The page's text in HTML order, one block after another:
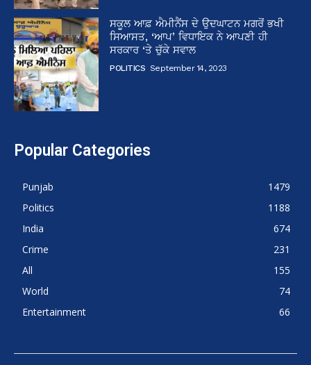
ਸਕੂਲ ਆਫ਼ ਐਮੀਨੈਂਸ ਦੇ ਉਦਘਾਟਨ ਮਗਰੋਂ ਭਖੀ
ਸਿਆਸਤ, ‘ਆਪ’ ਵਿਧਾਇਕ ਨੇ ਆਪਣੀ ਹੀ
ਸਰਕਾਰ ‘ਤੇ ਚੁੱਕੇ ਸਵਾਲ
POLITICS September 14, 2023
Popular Categories
Punjab
1479
Politics
1188
India
674
Crime
231
All
155
World
74
Entertainment
66